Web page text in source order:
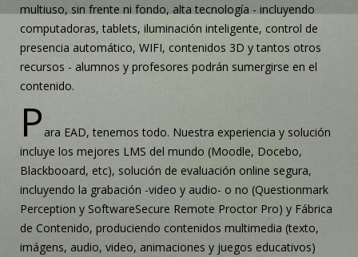
multiuso, sin frente ni fondo, alta tecnología - incluyendo
computadoras, tablets, iluminación inteligente, control de
presencia automático, WIFI, contenidos 3D y tantos otros
recursos - alumnos y profesores podrán sumergirse en el
contenido.
Para EAD, tenemos todo. Nuestra experiencia y solución
incluye los mejores LMS del mundo (Moodle, Docebo,
Blackbooard, etc), solución de evaluación online segura,
incluyendo la grabación -video y audio- o no (Questionmark
Perception y SoftwareSecure Remote Proctor Pro) y Fábrica
de Contenido, produciendo contenidos multimedia (texto,
imágens, audio, video, animaciones y juegos educativos)